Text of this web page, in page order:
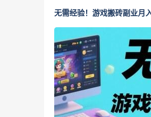
无需经验！游戏搬砖副业月